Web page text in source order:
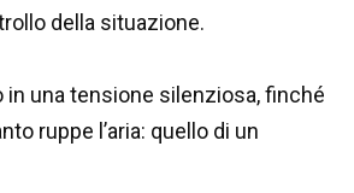
della situazione.
in una tensione silenziosa, finché
ruppe l’aria: quello di un